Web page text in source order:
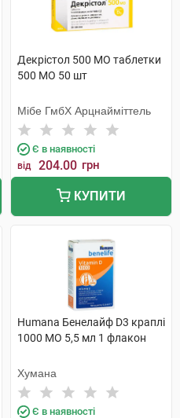
Декрістол 500 МО таблетки
500 МО 50 шт
Мібе ГмбХ Арцнайміттель
Є в наявності
від 204.00 грн
КУПИТИ
Humana Бенелайф D3 краплі
1000 МО 5,5 мл 1 флакон
Хумана
Є в наявності